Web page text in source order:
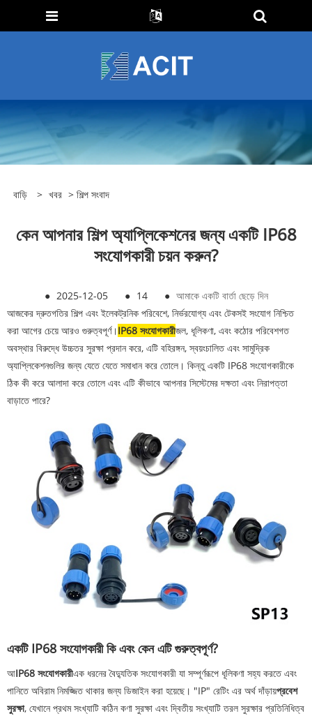
বাড়ি > খবর > শিল্প সংবাদ
কেন আপনার শিল্প অ্যাপ্লিকেশনের জন্য একটি IP68
সংযোগকারী চয়ন করুন?
● 2025-12-05 ● 14 ● আমাকে একটি বার্তা ছেড়ে দিন
আজকের দ্রুতগতির শিল্প এবং ইলেকট্রনিক পরিবেশে, নির্ভরযোগ্য এবং টেকসই সংযোগ নিশ্চিত
করা আগের চেয়ে আরও গুরুত্বপূর্ণ।IP68 সংযোগকারীজল, ধূলিকণা, এবং কঠোর পরিবেশগত
অবস্থার বিরুদ্ধে উচ্চতর সুরক্ষা প্রদান করে, এটি বহিরঙ্গন, স্বয়ংচালিত এবং সামুদ্রিক
অ্যাপ্লিকেশনগুলির জন্য যেতে যেতে সমাধান করে তোলে। কিন্তু একটি IP68 সংযোগকারীকে
ঠিক কী করে আলাদা করে তোলে এবং এটি কীভাবে আপনার সিস্টেমের দক্ষতা এবং নিরাপত্তা
বাড়াতে পারে?
একটি IP68 সংযোগকারী কি এবং কেন এটি গুরুত্বপূর্ণ?
আIP68 সংযোগকারীএক ধরনের বৈদ্যুতিক সংযোগকারী যা সম্পূর্ণরূপে ধূলিকণা সহ্য করতে এবং
পানিতে অবিরাম নিমজ্জিত থাকার জন্য ডিজাইন করা হয়েছে। "IP" রেটিং এর অর্থ দাঁড়ায়প্রবেশ
সুরক্ষা, যেখানে প্রথম সংখ্যাটি কঠিন কণা সুরক্ষা এবং দ্বিতীয় সংখ্যাটি তরল সুরক্ষার প্রতিনিধিত্ব